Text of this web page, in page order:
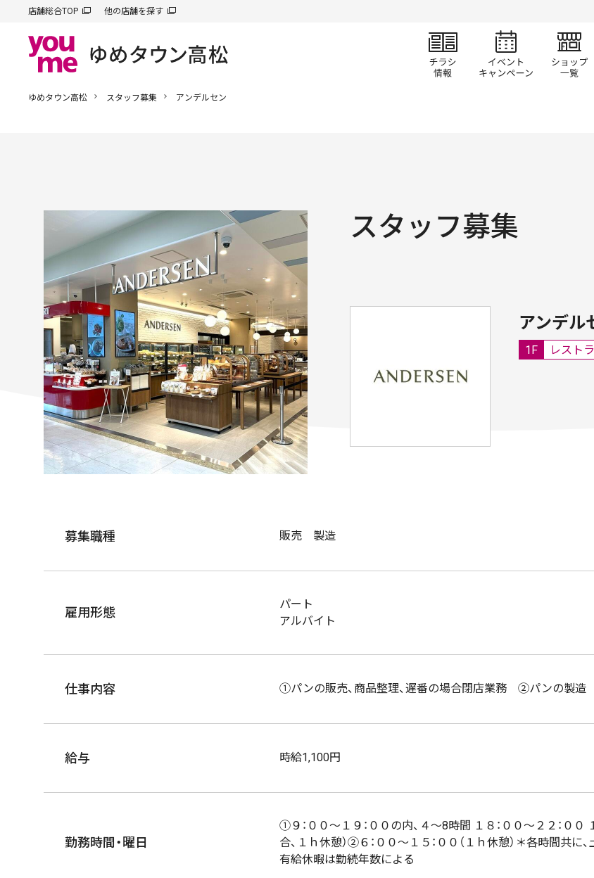
店舗総合TOP 他の店舗を探す
チラシ情報 イベント/
ゆめタウン高松 スタッフ募集 アンデルセン
スタッフ募集
アンデル
1F レスト
募集職種 販売 製造
雇用形態
パート
アルバイト
仕事内容 ①パンの販売、商品整理、遅番の場合閉店業務 ②パンの製造
給与 時給1,100円
勤務時間・曜日
①９：００～１９：００の内、４～8時間 １８：００～２２：０
合、１ｈ休憩）②６：００～１５：００（１ｈ休憩）＊各時間共に
有給休暇は勤続年数による